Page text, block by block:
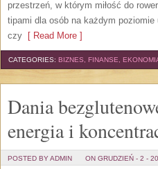
przestrzeń, w którym miłość do
tipami dla osób na każdym
czy [ Read More ]
CATEGORIES: BIZNES, FINANSE,
Dania
energia i
POSTED BY ADMIN ON GRUDZIEŃ - 2 -